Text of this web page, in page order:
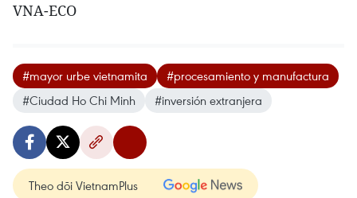
VNA-ECO
#mayor urbe vietnamita
#procesamiento y manufactura
#Ciudad Ho Chi Minh
#inversión extranjera
Theo dõi VietnamPlus